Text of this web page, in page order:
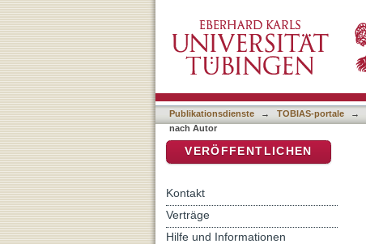
Publikationsdienste → TOBIAS-portale →
nach Autor
VERÖFFENTLICHEN
Kontakt
Verträge
Hilfe und Informationen